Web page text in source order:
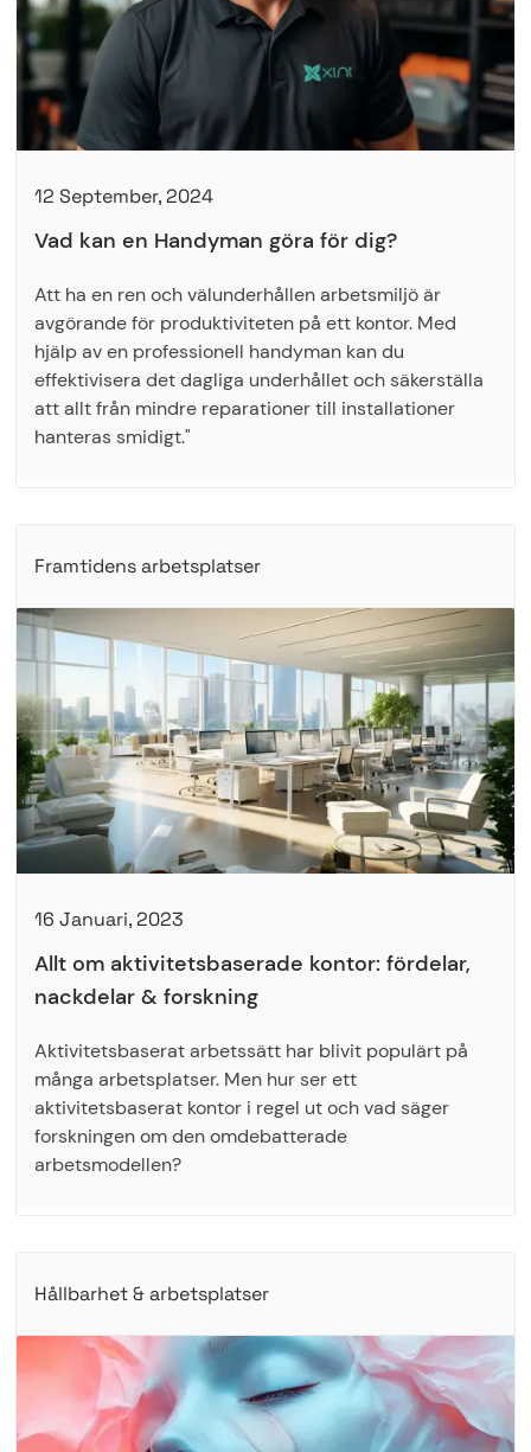
12 September, 2024
Vad kan en Handyman göra för dig?
Att ha en ren och välunderhållen arbetsmiljö är
avgörande för produktiviteten på ett kontor. Med
hjälp av en professionell handyman kan du
effektivisera det dagliga underhållet och säkerställa
att allt från mindre reparationer till installationer
hanteras smidigt."
Framtidens arbetsplatser
16 Januari, 2023
Allt om aktivitetsbaserade kontor: fördelar,
nackdelar & forskning
Aktivitetsbaserat arbetssätt har blivit populärt på
många arbetsplatser. Men hur ser ett
aktivitetsbaserat kontor i regel ut och vad säger
forskningen om den omdebatterade
arbetsmodellen?
Hållbarhet & arbetsplatser